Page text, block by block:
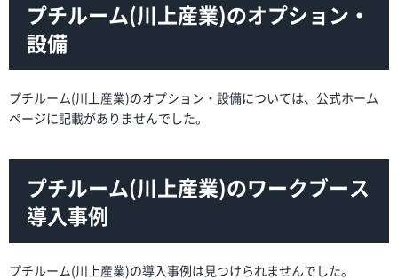
プチルーム(川上産業)のオプション・
設備
プチルーム(川上産業)のオプション・設備については、公式ホーム
ページに記載がありませんでした。
プチルーム(川上産業)のワークブース
導入事例
プチルーム(川上産業)の導入事例は見つけられませんでした。